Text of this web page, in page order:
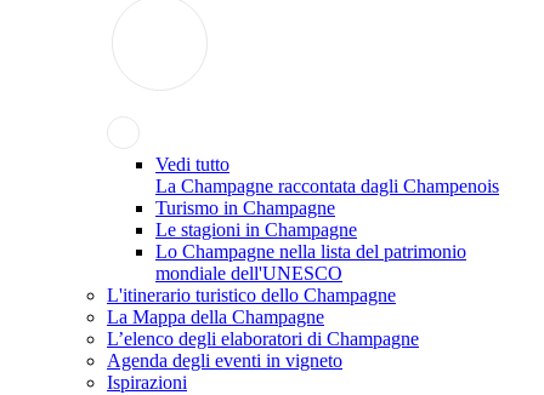
Vedi tutto
La Champagne raccontata dagli Champenois
Turismo in Champagne
Le stagioni in Champagne
Lo Champagne nella lista del patrimonio
mondiale dell'UNESCO
L'itinerario turistico dello Champagne
La Mappa della Champagne
L’elenco degli elaboratori di Champagne
Agenda degli eventi in vigneto
Ispirazioni